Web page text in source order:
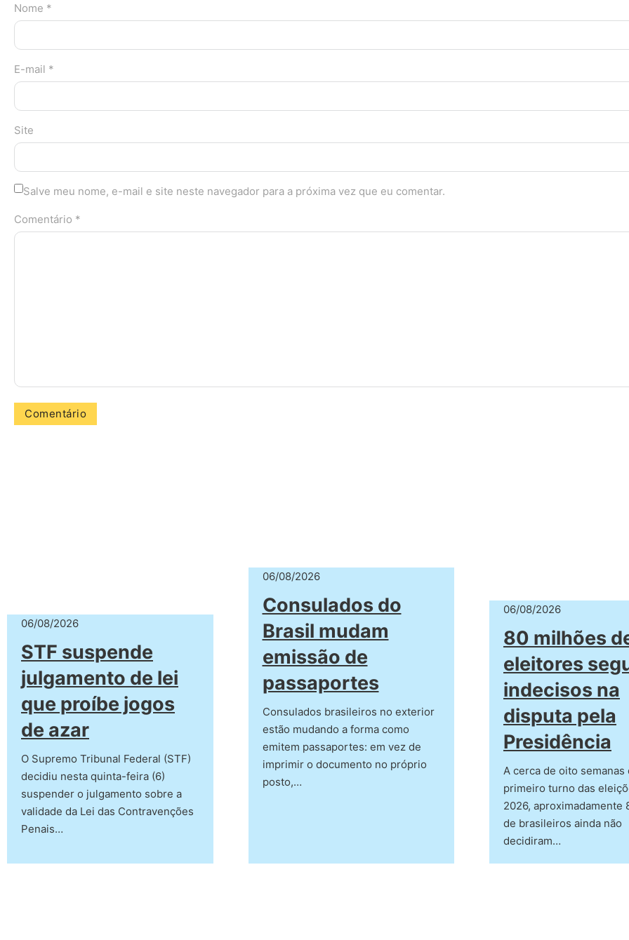
Nome *
E-mail *
Site
Salve meu nome, e-mail e site neste navegador para a próxima vez que eu comentar.
Comentário *
06/08/2026
STF suspende
julgamento de lei
que proíbe jogos
de azar
O Supremo Tribunal Federal (STF)
decidiu nesta quinta-feira (6)
suspender o julgamento sobre a
validade da Lei das Contravenções
Penais…
06/08/2026
Consulados do
Brasil mudam
emissão de
passaportes
Consulados brasileiros no exterior
estão mudando a forma como
emitem passaportes: em vez de
imprimir o documento no próprio
posto,…
06/08/2026
80 milhões
eleitores
indecisos na
disputa pela
Presidência
A cerca de oito semanas
primeiro turno das
2026, aproximadamente
de brasileiros ainda não
decidiram…